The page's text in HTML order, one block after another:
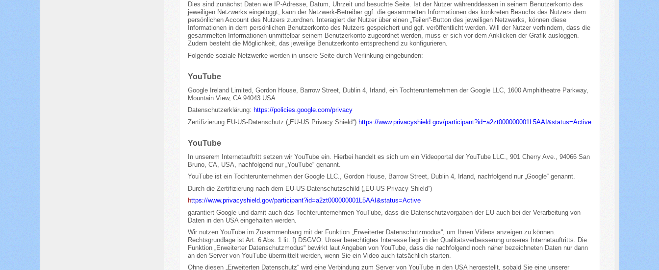
Dies sind zunächst Daten wie IP-Adresse, Datum, Uhrzeit und besuchte Seite. Ist der Nutzer währenddessen in seinem Benutzerkonto des
jeweiligen Netzwerks eingeloggt, kann der Netzwerk-Betreiber ggf. die gesammelten Informationen des konkreten Besuchs des Nutzers dem
persönlichen Account des Nutzers zuordnen. Interagiert der Nutzer über einen „Teilen“-Button des jeweiligen Netzwerks, können diese
Informationen in dem persönlichen Benutzerkonto des Nutzers gespeichert und ggf. veröffentlicht werden. Will der Nutzer verhindern, dass die
gesammelten Informationen unmittelbar seinem Benutzerkonto zugeordnet werden, muss er sich vor dem Anklicken der Grafik ausloggen.
Zudem besteht die Möglichkeit, das jeweilige Benutzerkonto entsprechend zu konfigurieren.
Folgende soziale Netzwerke werden in unsere Seite durch Verlinkung eingebunden:
YouTube
Google Ireland Limited, Gordon House, Barrow Street, Dublin 4, Irland, ein Tochterunternehmen der Google LLC, 1600 Amphitheatre Parkway,
Mountain View, CA 94043 USA
Datenschutzerklärung: https://policies.google.com/privacy
Zertifizierung EU-US-Datenschutz („EU-US Privacy Shield“) https://www.privacyshield.gov/participant?id=a2zt000000001L5AAI&status=Active
YouTube
In unserem Internetauftritt setzen wir YouTube ein. Hierbei handelt es sich um ein Videoportal der YouTube LLC., 901 Cherry Ave., 94066 San
Bruno, CA, USA, nachfolgend nur „YouTube“ genannt.
YouTube ist ein Tochterunternehmen der Google LLC., Gordon House, Barrow Street, Dublin 4, Irland, nachfolgend nur „Google“ genannt.
Durch die Zertifizierung nach dem EU-US-Datenschutzschild („EU-US Privacy Shield“)
https://www.privacyshield.gov/participant?id=a2zt000000001L5AAI&status=Active
garantiert Google und damit auch das Tochterunternehmen YouTube, dass die Datenschutzvorgaben der EU auch bei der Verarbeitung von
Daten in den USA eingehalten werden.
Wir nutzen YouTube im Zusammenhang mit der Funktion „Erweiterter Datenschutzmodus“, um Ihnen Videos anzeigen zu können.
Rechtsgrundlage ist Art. 6 Abs. 1 lit. f) DSGVO. Unser berechtigtes Interesse liegt in der Qualitätsverbesserung unseres Internetauftritts. Die
Funktion „Erweiterter Datenschutzmodus“ bewirkt laut Angaben von YouTube, dass die nachfolgend noch näher bezeichneten Daten nur dann
an den Server von YouTube übermittelt werden, wenn Sie ein Video auch tatsächlich starten.
Ohne diesen „Erweiterten Datenschutz“ wird eine Verbindung zum Server von YouTube in den USA hergestellt, sobald Sie eine unserer